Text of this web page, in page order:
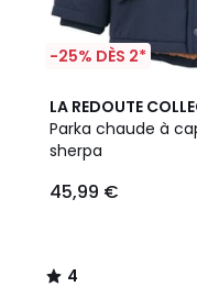
-25% DÈS 2*
LA REDOUTE
Parka chaude à
sherpa
€.
45,99 €
4
/
5
2
Couleurs
4
/